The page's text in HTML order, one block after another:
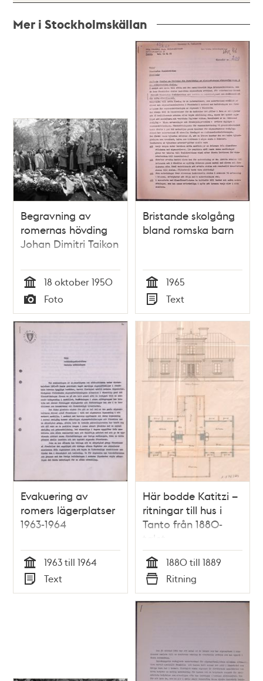
Mer i Stockholmskällan
Begravning av
romernas hövding
Johan Dimitri Taikon
Tid
18 oktober 1950
Typ
Foto
Bristande skolgång
bland romska barn
Tid
1965
Typ
Text
Evakuering av
romers lägerplatser
1963-1964
Tid
1963 till 1964
Typ
Text
Här bodde Katitzi –
ritningar till hus i
Tanto från 1880-
talet
Tid
1880 till 1889
Typ
Ritning